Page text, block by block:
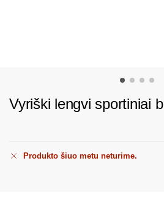
Vyriški lengvi sportiniai
Produkto šiuo metu neturime.